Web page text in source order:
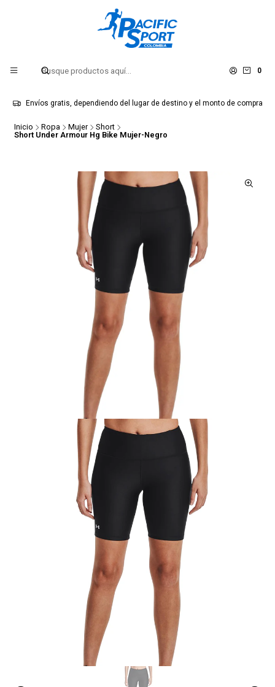
0
Envíos gratis, dependiendo del lugar de destino y el monto de compra
Inicio Ropa Mujer
Short
Short Under Armour Hg Bike Mujer-Negro